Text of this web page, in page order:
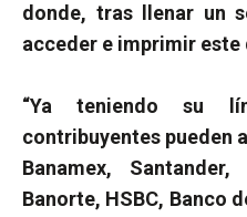
donde, tras llenar un
acceder e imprimir este
“Ya teniendo su
contribuyentes pueden
Banamex, Santander,
Banorte, HSBC, Banco